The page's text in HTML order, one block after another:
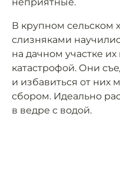
неприятные.
В крупном сельском
слизняками
на дачном участке
катастрофой. Они
и избавиться от них
сбором. Идеально
в ведре с водой.